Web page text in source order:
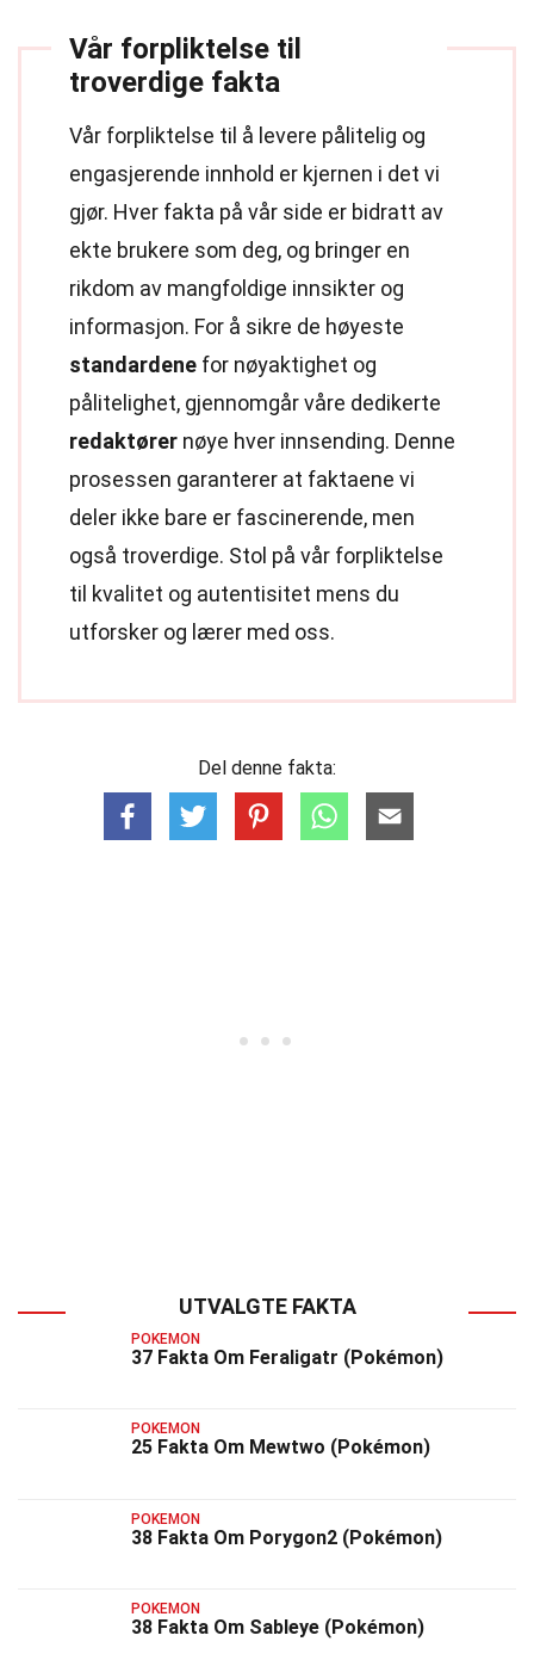
Vår forpliktelse til
troverdige fakta
Vår forpliktelse til å levere pålitelig og
engasjerende innhold er kjernen i det vi
gjør. Hver fakta på vår side er bidratt av
ekte brukere som deg, og bringer en
rikdom av mangfoldige innsikter og
informasjon. For å sikre de høyeste
standardene for nøyaktighet og
pålitelighet, gjennomgår våre dedikerte
redaktører nøye hver innsending. Denne
prosessen garanterer at faktaene vi
deler ikke bare er fascinerende, men
også troverdige. Stol på vår forpliktelse
til kvalitet og autentisitet mens du
utforsker og lærer med oss.
Del denne fakta:
UTVALGTE FAKTA
POKEMON
37 Fakta Om Feraligatr (Pokémon)
POKEMON
25 Fakta Om Mewtwo (Pokémon)
POKEMON
38 Fakta Om Porygon2 (Pokémon)
POKEMON
38 Fakta Om Sableye (Pokémon)